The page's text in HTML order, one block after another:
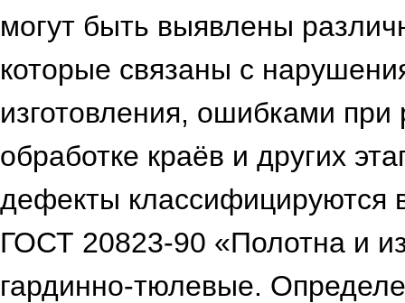
могут быть выявлены
которые связаны с
изготовления, ошибками при
обработке краёв и других
дефекты классифицируются
ГОСТ 20823-90 «Полотна и
гардинно-тюлевые.